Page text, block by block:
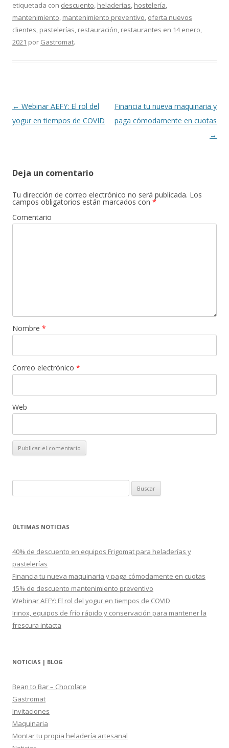
etiquetada con descuento, heladerías, hostelería,
mantenimiento, mantenimiento preventivo, oferta nuevos
clientes, pastelerías, restauración, restaurantes en 14 enero,
2021 por Gastromat.
Navegación
de
← Webinar AEFY: El rol del
yogur en tiempos de COVID
Financia tu nueva maquinaria y
paga cómodamente en cuotas
→
Deja un comentario
Tu dirección de correo electrónico no será publicada. Los
campos obligatorios están marcados con *
Comentario
Nombre *
Correo electrónico *
Web
u
c
r
ÚLTIMAS NOTICIAS
40% de descuento en equipos Frigomat para heladerías y
pastelerías
Financia tu nueva maquinaria y paga cómodamente en cuotas
15% de descuento mantenimiento preventivo
Webinar AEFY: El rol del yogur en tiempos de COVID
Irinox, equipos de frío rápido y conservación para mantener la
frescura intacta
NOTICIAS | BLOG
Bean to Bar – Chocolate
Gastromat
Invitaciones
Maquinaria
Montar tu propia heladería artesanal